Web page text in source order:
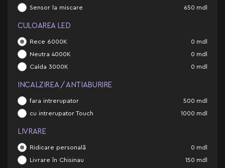
Sensor la miscare 650 mdl
CULOAREA LED
Rece 6000K 0 mdl
Neutra 4000K 0 mdl
Calda 3000K 0 mdl
INCALZIREA / ANTIABURIRE
fara intrerupator 500 mdl
cu intrerupator Touch 1000 mdl
LIVRARE
Ridicare personală 0 mdl
Livrare în Chisinau 150 mdl